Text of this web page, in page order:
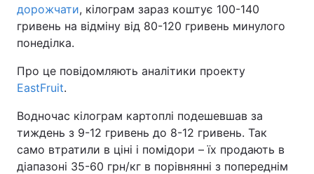
дорожчати, кілограм зараз коштує 100-140
гривень на відміну від 80-120 гривень минулого
понеділка.
Про це повідомляють аналітики проекту
EastFruit.
Водночас кілограм картоплі подешевшав за
тиждень з 9-12 гривень до 8-12 гривень. Так
само втратили в ціні і помідори – їх продають в
діапазоні 35-60 грн/кг в порівнянні з попереднім